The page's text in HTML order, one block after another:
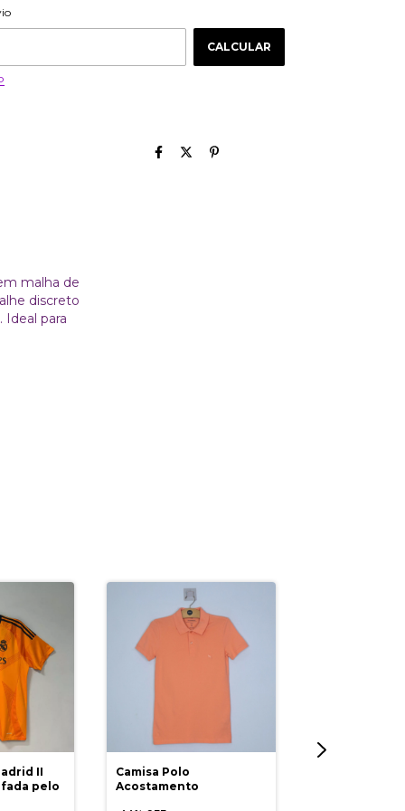
CALCULAR
malha de
discreto
para
II
pelo
Camisa Polo
Acostamento